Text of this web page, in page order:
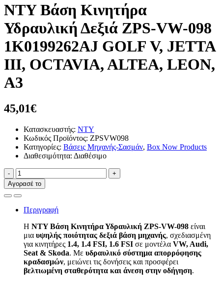
NTY Βάση Κινητήρα
Υδραυλική Δεξιά ZPS-VW-098
1K0199262AJ GOLF V, JETTA
III, OCTAVIA, ALTEA, LEON,
A3
45,01€
Κατασκευαστής: NTY
Κωδικός Προϊόντος: ZPSVW098
Κατηγορίες: Βάσεις Μηχανής-Σασμάν, Box Now Products
Διαθεσιμότητα: Διαθέσιμο
-
+
Αγορασέ το
Περιγραφή
Η NTY Βάση Κινητήρα Υδραυλική ZPS-VW-098 είναι
μια υψηλής ποιότητας δεξιά βάση μηχανής, σχεδιασμένη
για κινητήρες 1.4, 1.4 FSI, 1.6 FSI σε μοντέλα VW, Audi,
Seat & Skoda. Με υδραυλικό σύστημα απορρόφησης
κραδασμών, μειώνει τις δονήσεις και προσφέρει
βελτιωμένη σταθερότητα και άνεση στην οδήγηση.